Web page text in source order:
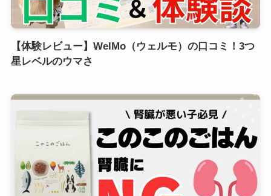
【体験レビュー】WelMo（ウェルモ）の口コミ！3つ
星レベルのウマさ